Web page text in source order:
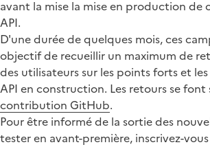
avant la mise la mise en production de
API.
D'une durée de quelques mois, ces
objectif de recueillir un maximum de
des utilisateurs sur les points forts et
API en construction. Les retours se font
contribution GitHub.
Pour être informé de la sortie des
tester en avant-première, inscrivez-vous